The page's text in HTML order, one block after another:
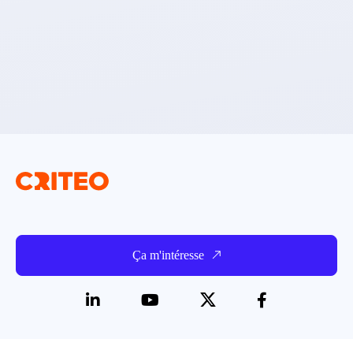
Ça m'intéresse